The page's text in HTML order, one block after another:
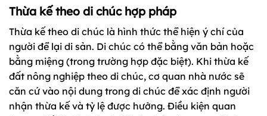
Thừa kế theo di chúc hợp pháp
Thừa kế theo di chúc là hình thức thể hiện ý chí của
người để lại di sản. Di chúc có thể bằng văn bản hoặc
bằng miệng (trong trường hợp đặc biệt). Khi thừa kế
đất nông nghiệp theo di chúc, cơ quan nhà nước sẽ
căn cứ vào nội dung trong di chúc để xác định người
nhận thừa kế và tỷ lệ được hưởng. Điều kiện quan